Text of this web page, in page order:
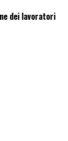
dei lavoratori